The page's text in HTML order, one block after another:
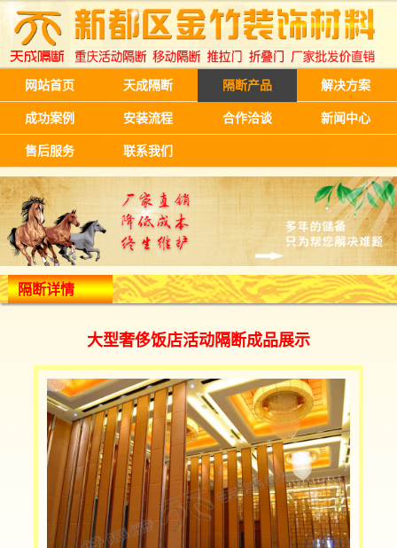
网站首页 天成隔断 隔断产品 解决方案
成功案例 安装流程 合作洽谈 新闻中心
售后服务 联系我们
隔断详情
大型奢侈饭店活动隔断成品展示